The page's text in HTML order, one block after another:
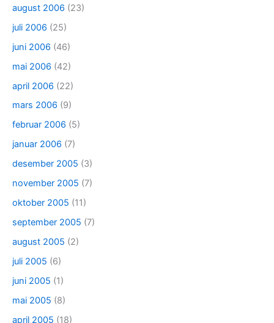
august 2006 (23)
juli 2006 (25)
juni 2006 (46)
mai 2006 (42)
april 2006 (22)
mars 2006 (9)
februar 2006 (5)
januar 2006 (7)
desember 2005 (3)
november 2005 (7)
oktober 2005 (11)
september 2005 (7)
august 2005 (2)
juli 2005 (6)
juni 2005 (1)
mai 2005 (8)
april 2005 (18)